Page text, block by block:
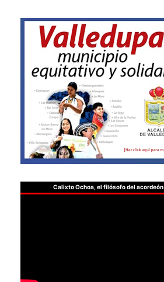
Calixto Ochoa, el filósofo del acordeón